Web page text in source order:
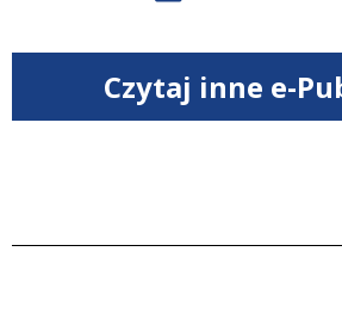
Czytaj inne e-